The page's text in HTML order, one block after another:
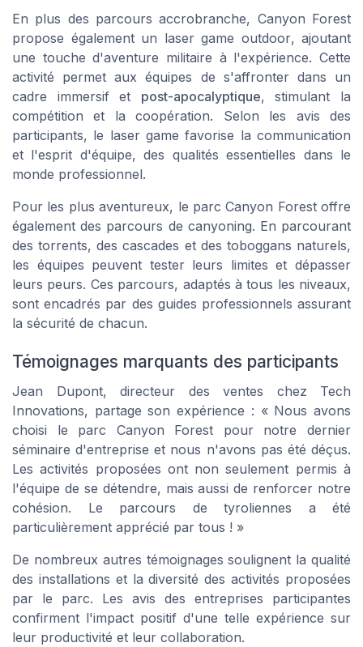
En plus des parcours accrobranche, Canyon Forest
propose également un laser game outdoor, ajoutant
une touche d'aventure militaire à l'expérience. Cette
activité permet aux équipes de s'affronter dans un
cadre immersif et post-apocalyptique, stimulant la
compétition et la coopération. Selon les avis des
participants, le laser game favorise la communication
et l'esprit d'équipe, des qualités essentielles dans le
monde professionnel.
Pour les plus aventureux, le parc Canyon Forest offre
également des parcours de canyoning. En parcourant
des torrents, des cascades et des toboggans naturels,
les équipes peuvent tester leurs limites et dépasser
leurs peurs. Ces parcours, adaptés à tous les niveaux,
sont encadrés par des guides professionnels assurant
la sécurité de chacun.
Témoignages marquants des participants
Jean Dupont, directeur des ventes chez Tech
Innovations, partage son expérience : « Nous avons
choisi le parc Canyon Forest pour notre dernier
séminaire d'entreprise et nous n'avons pas été déçus.
Les activités proposées ont non seulement permis à
l'équipe de se détendre, mais aussi de renforcer notre
cohésion. Le parcours de tyroliennes a été
particulièrement apprécié par tous ! »
De nombreux autres témoignages soulignent la qualité
des installations et la diversité des activités proposées
par le parc. Les avis des entreprises participantes
confirment l'impact positif d'une telle expérience sur
leur productivité et leur collaboration.